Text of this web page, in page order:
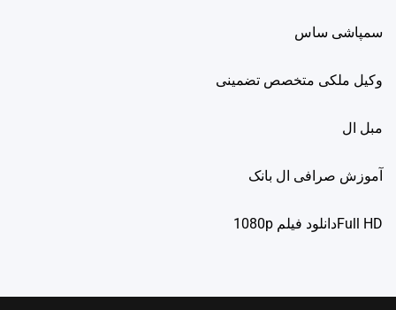
سمپاشی ساس
وکیل ملکی متخصص تضمینی
مبل ال
آموزش صرافی ال بانک
Full HDدانلود فيلم 1080p